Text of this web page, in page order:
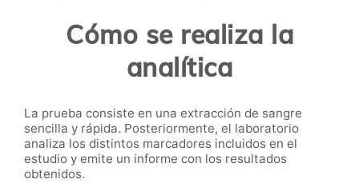
Cómo se realiza la
analítica
La prueba consiste en una extracción de sangre
sencilla y rápida. Posteriormente, el laboratorio
analiza los distintos marcadores incluidos en el
estudio y emite un informe con los resultados
obtenidos.